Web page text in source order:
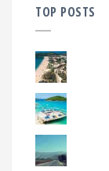
TOP POSTS